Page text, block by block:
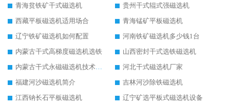
青海贫铁矿干式磁选机
贵州干式辊式强磁选机
西藏平板磁选机适用场合
青海锰矿平板磁选机
辽宁铁矿磁选机如何配置
河南铁矿磁选机多少钱1台
内蒙古干式高梯度磁选机选铁
山西密封干式选铁磁选机
内蒙古干式永磁磁选机技术要求
河北干式磁选机厂家
福建河沙磁选机简介
吉林河沙除铁磁选机
江西钠长石平板磁选机
辽宁矿选平板式磁选机设备